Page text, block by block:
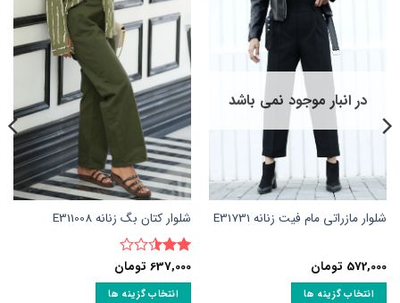
در انبار موجود نمی باشد
شلوار مازراتی مام فیت زنانه E31731
572,000 تومان
انتخاب گزینه ها
شلوار کتان بگ زنانه E311008
نمره
2.5از
637,000 تومان
انتخاب گزینه ها